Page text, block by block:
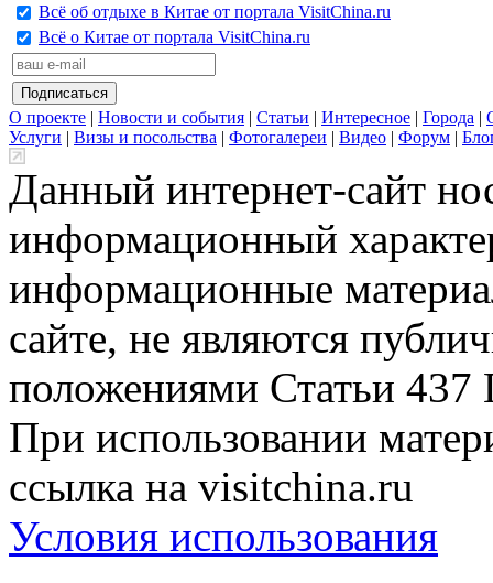
Всё об отдыхе в Китае от портала VisitChina.ru
Всё о Китае от портала VisitChina.ru
О проекте | Новости и события | Статьи | Интересное | Города |
Услуги | Визы и посольства | Фотогалереи | Видео | Форум |
Данный интернет-сайт
информационный
информационные
сайте, не являются
положениями Статьи 437
При использовании
ссылка на visitchina.ru
Условия использования